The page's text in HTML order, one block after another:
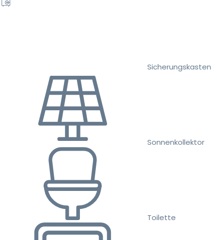
Sicherungskasten
Sonnenkollektor
Toilette